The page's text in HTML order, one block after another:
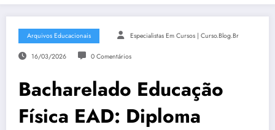
Arquivos Educacionais Especialistas Em Cursos | Curso.blog.br
16/03/2026 0 Comentários
Bacharelado Educação
Física EAD: Diploma